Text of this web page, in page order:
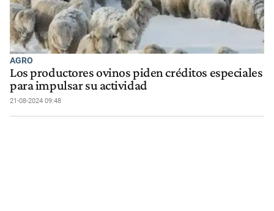
AGRO
Los productores ovinos piden créditos especiales
para impulsar su actividad
21-08-2024 09:48